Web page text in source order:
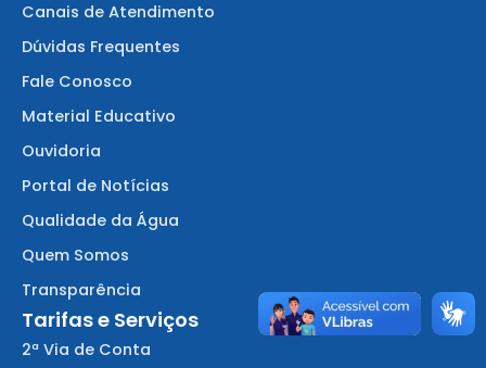
Canais de Atendimento
Dúvidas Frequentes
Fale Conosco
Material Educativo
Ouvidoria
Portal de Notícias
Qualidade da Água
Quem Somos
Transparência
Tarifas e Serviços
2ª Via de Conta